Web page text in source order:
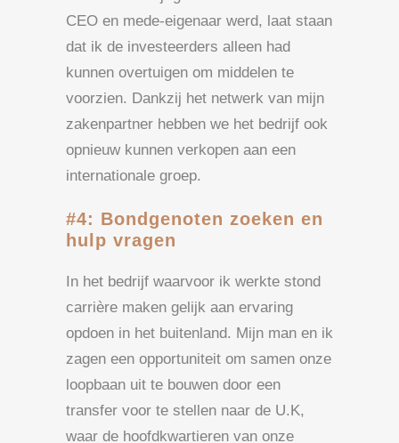
CEO en mede-eigenaar werd, laat staan
dat ik de investeerders alleen had
kunnen overtuigen om middelen te
voorzien. Dankzij het netwerk van mijn
zakenpartner hebben we het bedrijf ook
opnieuw kunnen verkopen aan een
internationale groep.
#4: Bondgenoten zoeken en
hulp vragen
In het bedrijf waarvoor ik werkte stond
carrière maken gelijk aan ervaring
opdoen in het buitenland. Mijn man en ik
zagen een opportuniteit om samen onze
loopbaan uit te bouwen door een
transfer voor te stellen naar de U.K,
waar de hoofdkwartieren van onze